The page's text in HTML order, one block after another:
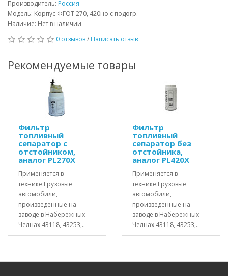
Производитель: Россия
Модель: Корпус ФГОТ 270, 420но с подогр.
Наличие: Нет в наличии
0 отзывов/ Написать отзыв
Рекомендуемые товары
Фильтр
топливный
сепаратор с
отстойником,
аналог PL270X
Применяется в
технике:Грузовые
автомобили,
произведенные на
заводе в Набережных
Челнах 43118, 43253,..
Фильтр
топливный
сепаратор без
отстойника,
аналог PL420X
Применяется в
технике:Грузовые
автомобили,
произведенные на
заводе в Набережных
Челнах 43118, 43253,..